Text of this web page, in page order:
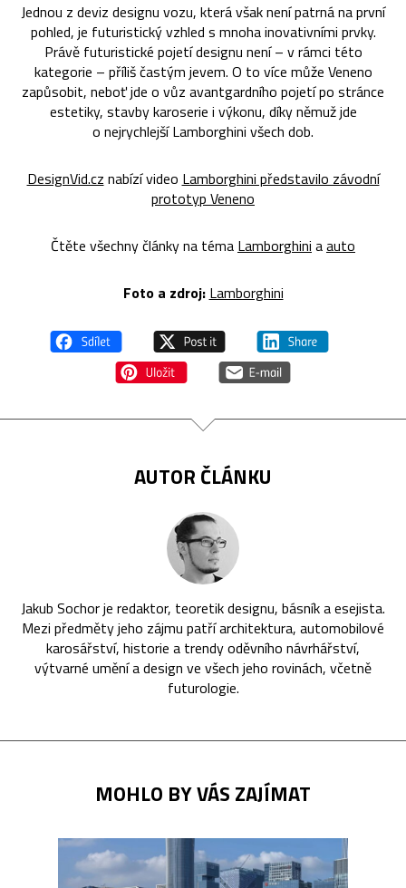
Jednou z deviz designu vozu, která však není patrná na první
pohled, je futuristický vzhled s mnoha inovativními prvky.
Právě futuristické pojetí designu není – v rámci této
kategorie – příliš častým jevem. O to více může Veneno
zapůsobit, neboť jde o vůz avantgardního pojetí po stránce
estetiky, stavby karoserie i výkonu, díky němuž jde
o nejrychlejší Lamborghini všech dob.
DesignVid.cz nabízí video Lamborghini představilo závodní
prototyp Veneno
Čtěte všechny články na téma Lamborghini aauto
Foto a zdroj: Lamborghini
AUTOR ČLÁNKU
Jakub Sochor je redaktor, teoretik designu, básník a esejista.
Mezi předměty jeho zájmu patří architektura, automobilové
karosářství, historie a trendy oděvního návrhářství,
výtvarné umění a design ve všech jeho rovinách, včetně
futurologie.
MOHLO BY VÁS ZAJÍMAT